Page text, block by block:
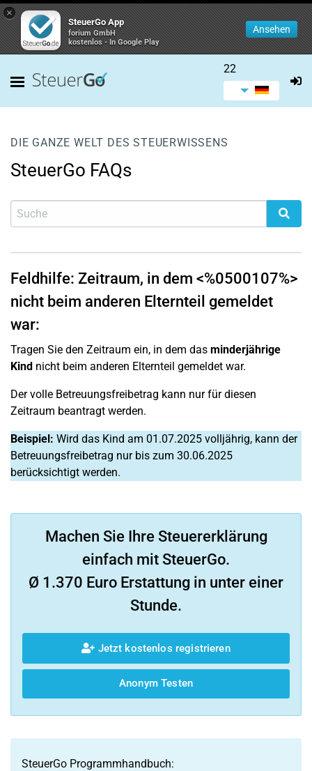
×
SteuerGo App
forium GmbH
kostenlos - In Google Play
Ansehen
22
DIE GANZE WELT DES STEUERWISSENS
SteuerGo FAQs
Feldhilfe: Zeitraum, in dem <%0500107%>
nicht beim anderen Elternteil gemeldet
war:
Tragen Sie den Zeitraum ein, in dem das minderjährige
Kind nicht beim anderen Elternteil gemeldet war.
Der volle Betreuungsfreibetrag kann nur für diesen
Zeitraum beantragt werden.
Beispiel: Wird das Kind am 01.07.2025 volljährig, kann der
Betreuungsfreibetrag nur bis zum 30.06.2025
berücksichtigt werden.
Machen Sie Ihre Steuererklärung
einfach mit SteuerGo.
Ø 1.370 Euro Erstattung in unter einer
Stunde.
Jetzt kostenlos registrieren
Anonym Testen
SteuerGo Programmhandbuch: